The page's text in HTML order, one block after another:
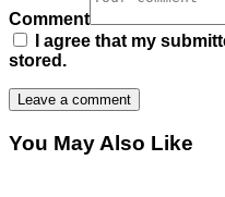
Comment
I agree that my
stored.
You May Also Like